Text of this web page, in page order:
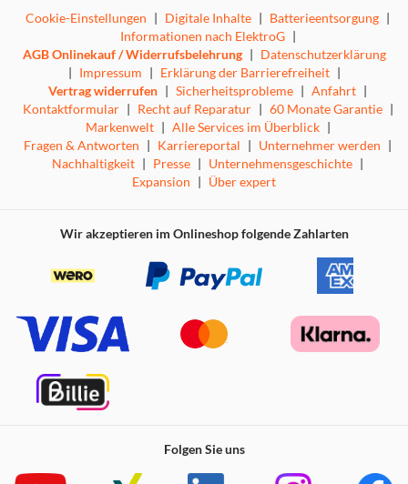
Cookie-Einstellungen | Digitale Inhalte | Batterieentsorgung |
Informationen nach ElektroG |
AGB Onlinekauf / Widerrufsbelehrung | Datenschutzerklärung
| Impressum | Erklärung der Barrierefreiheit |
Vertrag widerrufen | Sicherheitsprobleme | Anfahrt |
Kontaktformular | Recht auf Reparatur | 60 Monate Garantie |
Markenwelt | Alle Services im Überblick |
Fragen & Antworten | Karriereportal | Unternehmer werden |
Nachhaltigkeit | Presse | Unternehmensgeschichte |
Expansion | Über expert
Wir akzeptieren im Onlineshop folgende Zahlarten
Folgen Sie uns